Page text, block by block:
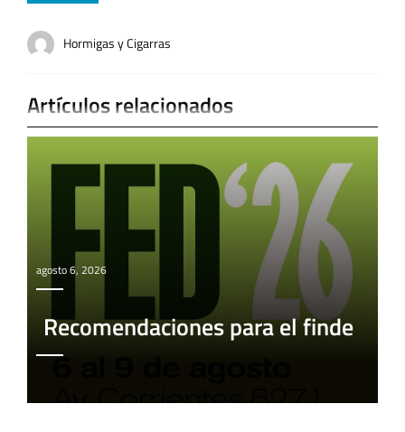
Hormigas y Cigarras
Artículos relacionados
agosto 6, 2026
Recomendaciones para el finde